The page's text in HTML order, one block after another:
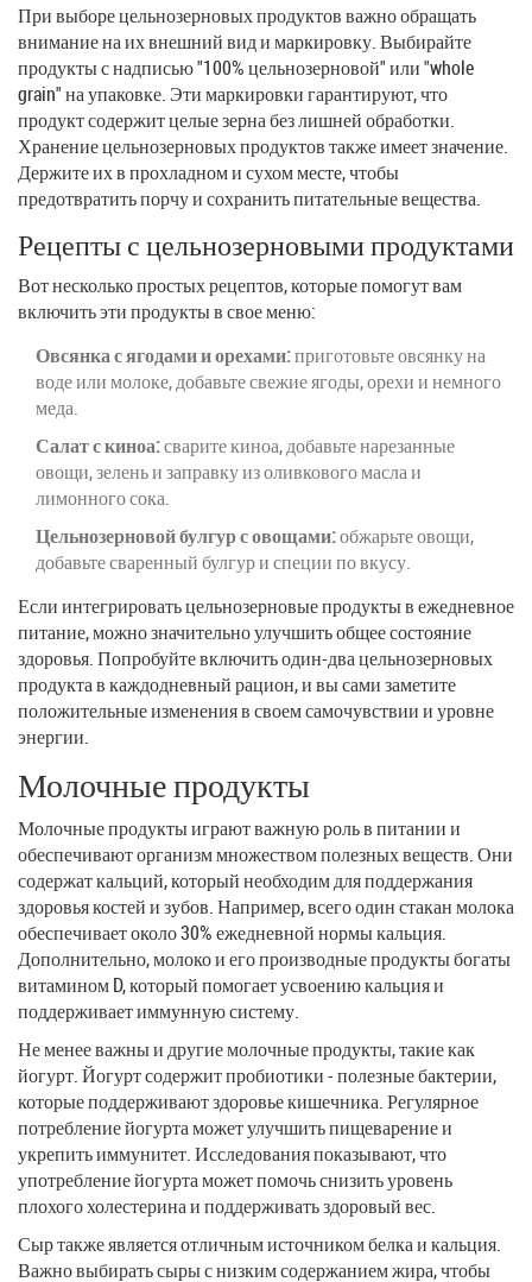
При выборе цельнозерновых продуктов важно обращать
внимание на их внешний вид и маркировку. Выбирайте
продукты с надписью "100% цельнозерновой" или "whole
grain" на упаковке. Эти маркировки гарантируют, что
продукт содержит целые зерна без лишней обработки.
Хранение цельнозерновых продуктов также имеет значение.
Держите их в прохладном и сухом месте, чтобы
предотвратить порчу и сохранить питательные вещества.
Рецепты с цельнозерновыми продуктами
Вот несколько простых рецептов, которые помогут вам
включить эти продукты в свое меню:
Овсянка с ягодами и орехами:приготовьте овсянку на
воде или молоке, добавьте свежие ягоды, орехи и немного
меда.
Салат с киноа:сварите киноа, добавьте нарезанные
овощи, зелень и заправку из оливкового масла и
лимонного сока.
Цельнозерновой булгур с овощами:обжарьте овощи,
добавьте сваренный булгур и специи по вкусу.
Если интегрировать цельнозерновые продукты в ежедневное
питание, можно значительно улучшить общее состояние
здоровья. Попробуйте включить один-два цельнозерновых
продукта в каждодневный рацион, и вы сами заметите
положительные изменения в своем самочувствии и уровне
энергии.
Молочные продукты
Молочные продукты играют важную роль в питании и
обеспечивают организм множеством полезных веществ. Они
содержат кальций, который необходим для поддержания
здоровья костей и зубов. Например, всего один стакан молока
обеспечивает около 30% ежедневной нормы кальция.
Дополнительно, молоко и его производные продукты богаты
витамином D, который помогает усвоению кальция и
поддерживает иммунную систему.
Не менее важны и другие молочные продукты, такие как
йогурт. Йогурт содержит пробиотики - полезные бактерии,
которые поддерживают здоровье кишечника. Регулярное
потребление йогурта может улучшить пищеварение и
укрепить иммунитет. Исследования показывают, что
употребление йогурта может помочь снизить уровень
плохого холестерина и поддерживать здоровый вес.
Сыр также является отличным источником белка и кальция.
Важно выбирать сыры с низким содержанием жира, чтобы